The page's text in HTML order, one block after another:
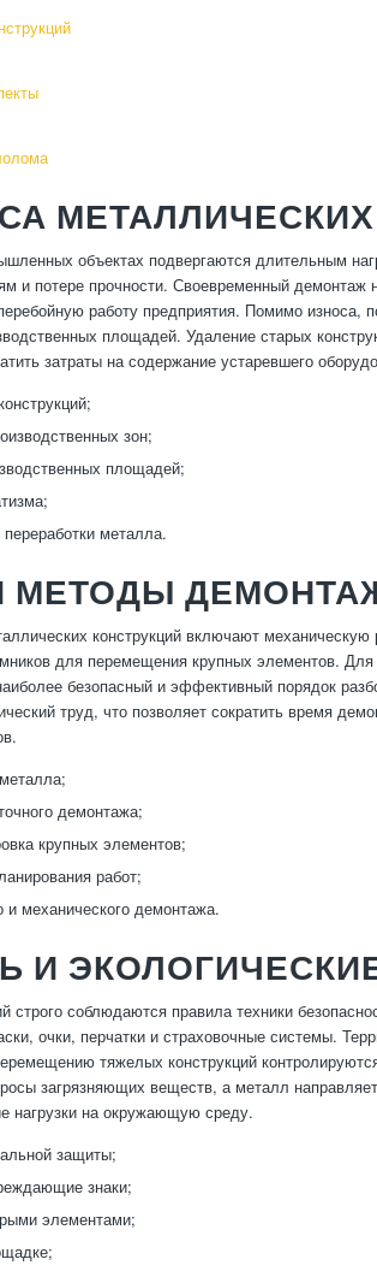
объектах подвергаются длительным
и потере прочности. Своевременный демонтаж
работу предприятия. Помимо
площадей. Удаление старых
затраты на содержание устаревшего
зон;
площадей;
металла.
МЕТОДЫ
конструкций включают
для перемещения крупных элементов.
безопасный и эффективный порядок
труд, что позволяет сократить время
демонтажа;
крупных элементов;
работ;
механического демонтажа.
И
строго соблюдаются правила техники
очки, перчатки и страховочные системы.
тяжелых конструкций
загрязняющих веществ, а металл
нагрузки на окружающую среду.
защиты;
знаки;
элементами;